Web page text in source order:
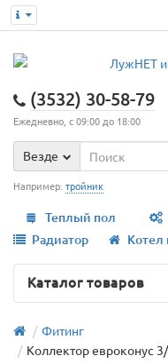
(3532) 30-58-79
Ежедневно, с 09:00 до 18:00
Везде
Например: тройник
Теплый пол
Радиатор
Котел
Каталог товаров
Фитинг
Коллектор евроконус